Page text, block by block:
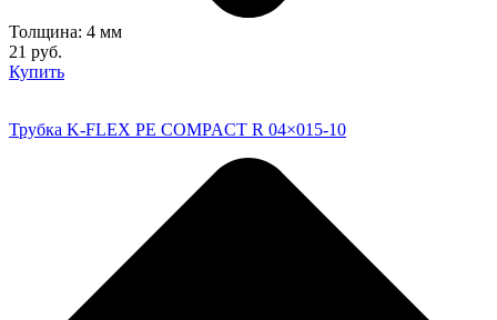
Толщина: 4 мм
21 руб.
Купить
Трубка K-FLEX PE COMPACT R 04×015-10